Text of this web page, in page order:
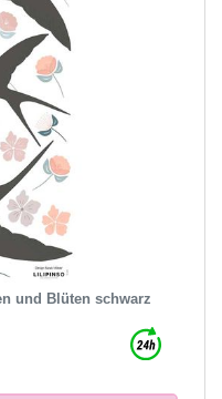
und Blüten schwarz